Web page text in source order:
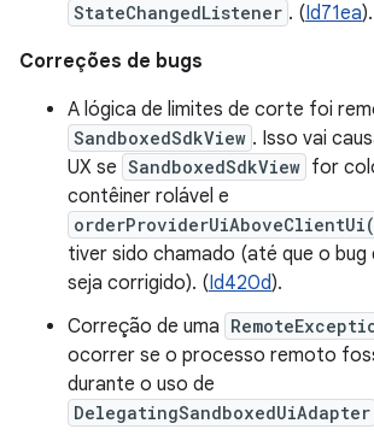
StateChangedListener . (Id71ea).
Correções de bugs
A lógica de limites de corte foi
SandboxedSdkView . Isso vai
UX se SandboxedSdkView for
contêiner rolável e
tiver sido chamado (até que o
seja corrigido). (Id420d).
Correção de uma
ocorrer se o processo remoto
durante o uso de
DelegatingSandboxedUiAdapter